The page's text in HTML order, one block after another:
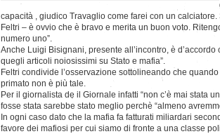
capacità , giudico Travaglio come farei con un
Feltri – è ovvio che è bravo e merita un buon voto.
numero uno”.
Anche Luigi Bisignani, presente all’incontro, è
quegli articoli noiosissimi su Stato e mafia”.
Feltri condivide l’osservazione sottolineando che
primato non è più tale.
Per il giornalista de il Giornale infatti “non c’è mai stata
fosse stata sarebbe stato meglio perchè “almeno
In ogni caso dato che la mafia fa fatturati miliardari
favore dei mafiosi per cui siamo di fronte a una classe